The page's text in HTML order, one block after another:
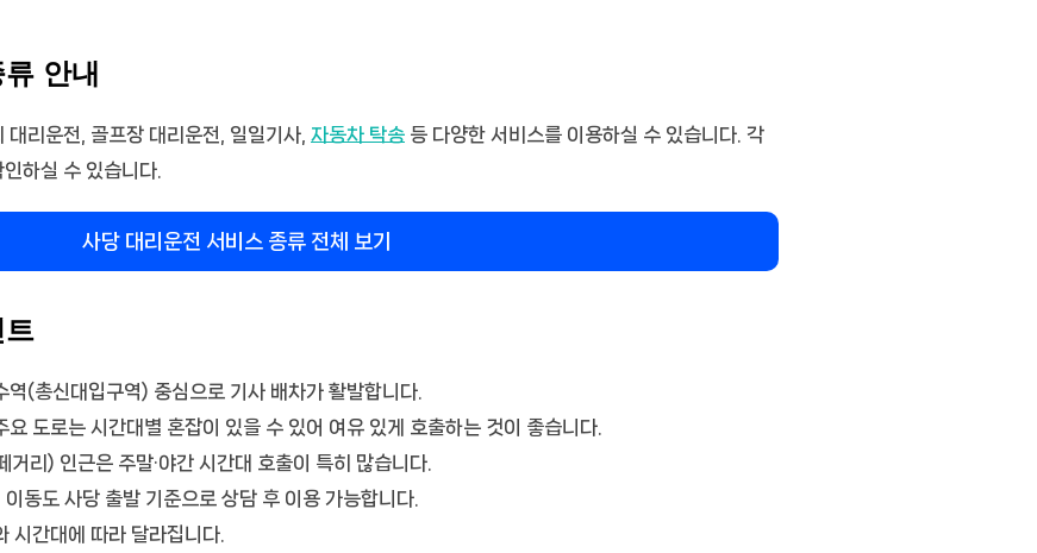
안내
리운전, 골프장 대리운전, 일일기사, 자동차 탁송 등 다양한 서비스를 이용하실 수 있습니다. 각
하실 수 있습니다.
사당 대리운전 서비스 종류 전체 보기
역(총신대입구역) 중심으로 기사 배차가 활발합니다.
요 도로는 시간대별 혼잡이 있을 수 있어 여유 있게 호출하는 것이 좋습니다.
거리) 인근은 주말·야간 시간대 호출이 특히 많습니다.
이동도 사당 출발 기준으로 상담 후 이용 가능합니다.
시간대에 따라 달라집니다.